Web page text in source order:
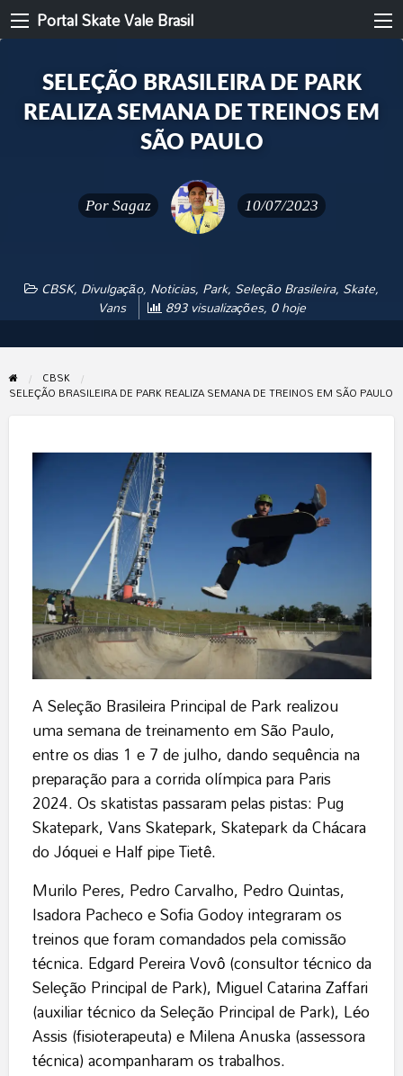
Portal Skate Vale Brasil
SELEÇÃO BRASILEIRA DE PARK
REALIZA SEMANA DE TREINOS EM
SÃO PAULO
Por Sagaz 10/07/2023
CBSK, Divulgação, Noticias, Park, Seleção Brasileira, Skate,
Vans 893 visualizações, 0 hoje
CBSK
SELEÇÃO BRASILEIRA DE PARK REALIZA SEMANA DE TREINOS EM SÃO PAULO
A Seleção Brasileira Principal de Park realizou
uma semana de treinamento em São Paulo,
entre os dias 1 e 7 de julho, dando sequência na
preparação para a corrida olímpica para Paris
2024. Os skatistas passaram pelas pistas: Pug
Skatepark, Vans Skatepark, Skatepark da Chácara
do Jóquei e Half pipe Tietê.
Murilo Peres, Pedro Carvalho, Pedro Quintas,
Isadora Pacheco e Sofia Godoy integraram os
treinos que foram comandados pela comissão
técnica. Edgard Pereira Vovô (consultor técnico da
Seleção Principal de Park), Miguel Catarina Zaffari
(auxiliar técnico da Seleção Principal de Park), Léo
Assis (fisioterapeuta) e Milena Anuska (assessora
técnica) acompanharam os trabalhos.